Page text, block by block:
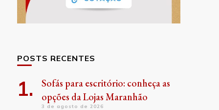
POSTS RECENTES
Sofás para escritório: conheça as
opções da Lojas Maranhão
3 de agosto de 2026